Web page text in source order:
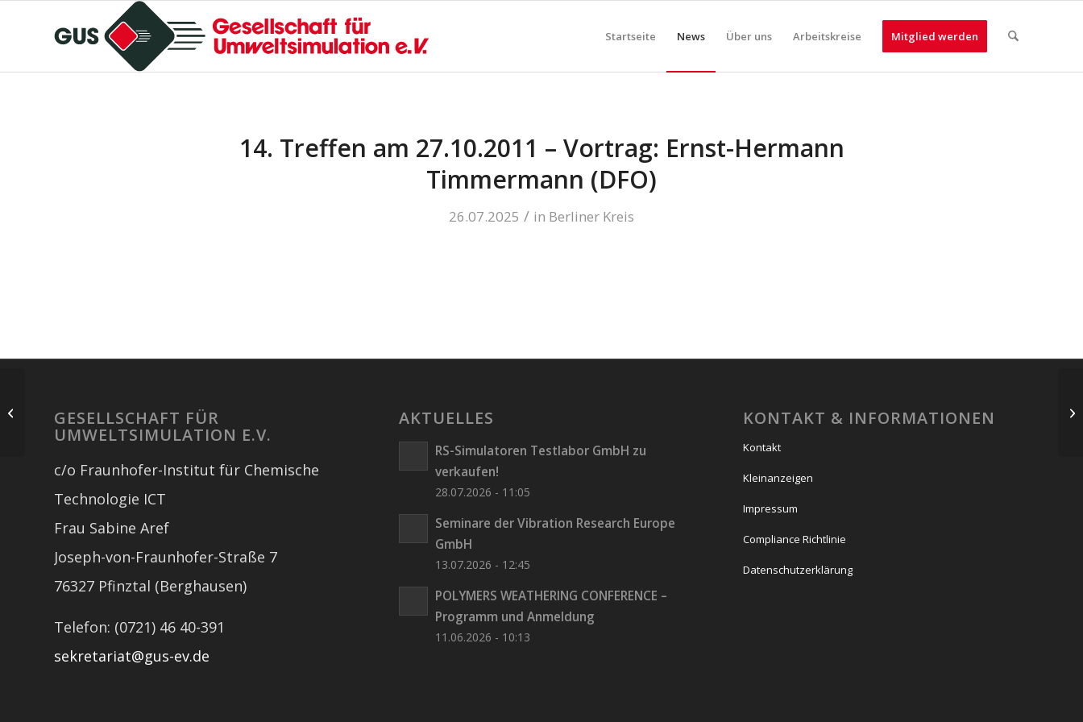
Startseite News Über uns Arbeitskreise Mitglied werden
14. Treffen am 27.10.2011 – Vortrag: Ernst-Hermann
Timmermann (DFO)
26.07.2025 / in Berliner Kreis
GESELLSCHAFT FÜR
UMWELTSIMULATION E.V.
c/o Fraunhofer-Institut für Chemische
Technologie ICT
Frau Sabine Aref
Joseph-von-Fraunhofer-Straße 7
76327 Pfinztal (Berghausen)
Telefon: (0721) 46 40-391
sekretariat@gus-ev.de
AKTUELLES
RS-Simulatoren Testlabor GmbH zu
verkaufen!
28.07.2026 - 11:05
Seminare der Vibration Research Europe
GmbH
13.07.2026 - 12:45
POLYMERS WEATHERING CONFERENCE –
Programm und Anmeldung
11.06.2026 - 10:13
KONTAKT & INFORMATIONEN
Kontakt
Kleinanzeigen
Impressum
Compliance Richtlinie
Datenschutzerklärung
Gastredner: Petri
Hermanneck, euraktiv